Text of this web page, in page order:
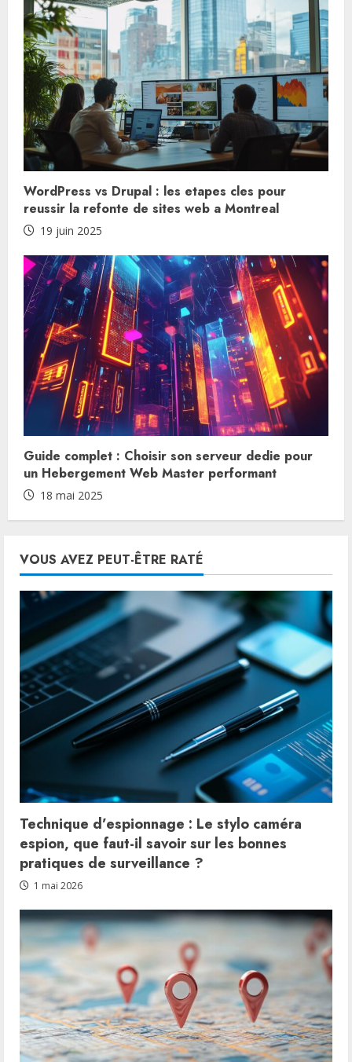
i
n
g
WordPress vs Drupal : les etapes cles pour
reussir la refonte de sites web a Montreal
19 juin 2025
Guide complet : Choisir son serveur dedie pour
un Hebergement Web Master performant
18 mai 2025
VOUS AVEZ PEUT-ÊTRE RATÉ
Technique d’espionnage : Le stylo caméra
espion, que faut-il savoir sur les bonnes
pratiques de surveillance ?
1 mai 2026